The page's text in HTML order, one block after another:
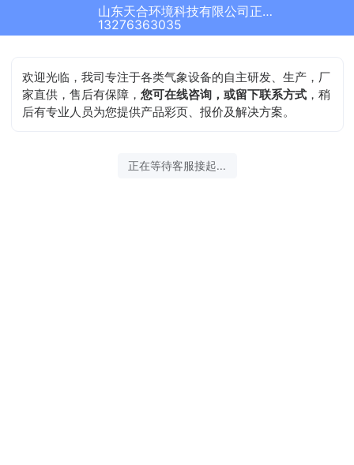
山东天合环境科技有限公司正在为您服务
13276363035
欢迎光临，我司专注于各类气象设备的自主研发、生产，厂
家直供，售后有保障，您可在线咨询，或留下联系方式 ，稍
后有专业人员为您提供产品彩页、报价及解决方案。
正在等待客服接起...